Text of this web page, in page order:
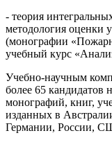
- теория
методология оценки
(монографии
учебный курс
Учебно-научным
более 65 кандидатов
монографий, книг,
изданных в
Германии, России,